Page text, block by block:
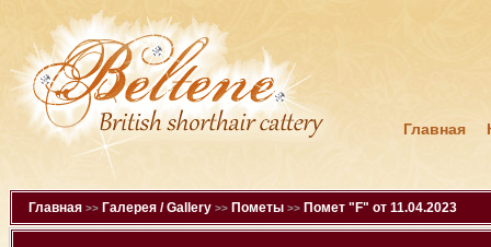
Главная
Главная >> Галерея / Gallery >> Пометы >> Помет "F" от 11.04.2023